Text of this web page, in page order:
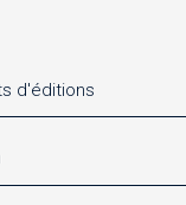
d'éditions